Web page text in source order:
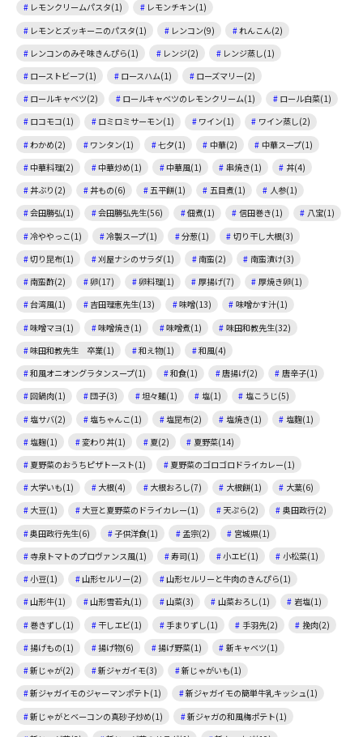
レモンクリームパスタ(1)
レモンチキン(1)
レモンとズッキーニのパスタ(1)
レンコン(9)
れんこん(2)
レンコンのみそ味きんぴら(1)
レンジ(2)
レンジ蒸し(1)
ローストビーフ(1)
ロースハム(1)
ローズマリー(2)
ロールキャベツ(2)
ロールキャベツのレモンクリーム(1)
ロール白菜(1)
ロコモコ(1)
ロミロミサーモン(1) ワイン(1)
ワイン蒸し(2)
わかめ(2)
ワンタン(1) 七夕(1) 中華(2)
中華スープ(1)
中華料理(2)
中華炒め(1) 中華風(1) 串焼き(1)
丼(4)
丼ぶり(2)
丼もの(6) 五平餅(1) 五目煮(1)
人参(1)
会田勝弘(1)
会田勝弘先生(56) 佃煮(1) 信田巻き(1)
八宝(1)
冷ややっこ(1)
冷製スープ(1) 分葱(1)
切り干し大根(3)
切り昆布(1)
刈屋ナシのサラダ(1) 南蛮(2)
南蛮漬け(3)
南蛮酢(2)
卵(17) 卵料理(1) 厚揚げ(7)
厚焼き卵(1)
台湾風(1)
吉田理恵先生(13) 味噌(13)
味噌かす汁(1)
味噌マヨ(1)
味噌焼き(1) 味噌煮(1)
味田和教先生(32)
味田和教先生 卒業(1)
和え物(1)
和風(4)
和風オニオングラタンスープ(1)
和食(1) 唐揚げ(2)
唐辛子(1)
回鍋肉(1)
団子(3) 坦々麺(1) 塩(1)
塩こうじ(5)
塩サバ(2)
塩ちゃんこ(1) 塩昆布(2) 塩焼き(1)
塩麴(1)
塩麹(1)
変わり丼(1) 夏(2)
夏野菜(14)
夏野菜のおうちピザトースト(1)
夏野菜のゴロゴロドライカレー(1)
大学いも(1)
大根(4) 大根おろし(7) 大根餅(1)
大葉(6)
大豆(1)
大豆と夏野菜のドライカレー(1) 天ぷら(2)
奥田政行(2)
奥田政行先生(6)
子供洋食(1) 孟宗(2)
宮城県(1)
寺泉トマトのプロヴァンス風(1)
寿司(1) 小エビ(1)
小松菜(1)
小豆(1)
山形セルリー(2)
山形セルリーと牛肉のきんぴら(1)
山形牛(1)
山形雪若丸(1) 山菜(3) 山菜おろし(1)
岩塩(1)
巻きずし(1)
干しエビ(1) 手まりずし(1) 手羽先(2)
挽肉(2)
揚げもの(1)
揚げ物(6) 揚げ野菜(1)
新キャベツ(1)
新じゃが(2)
新ジャガイモ(3)
新じゃがいも(1)
新ジャガイモのジャーマンポテト(1)
新ジャガイモの簡単牛乳キッシュ(1)
新じゃがとベーコンの真砂子炒め(1)
新ジャガの和風梅ポテト(1)